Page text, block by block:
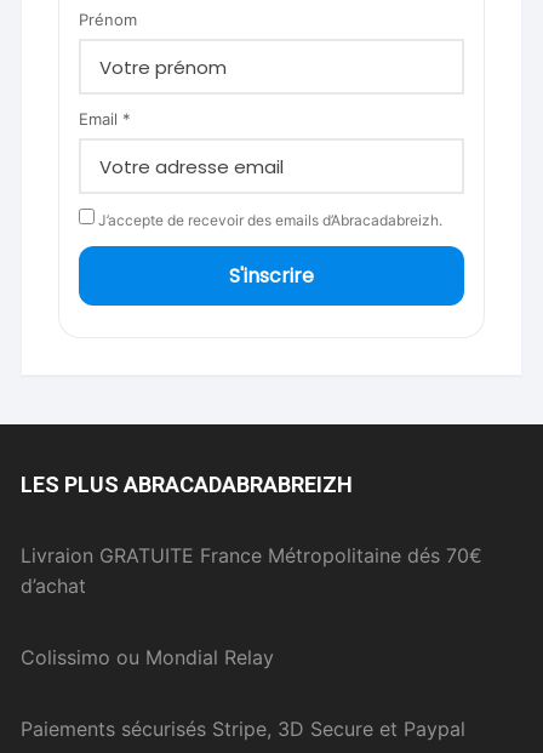
Prénom
Email *
J’accepte de recevoir des emails d’Abracadabreizh.
S'inscrire
LES PLUS ABRACADABRABREIZH
Livraion GRATUITE France Métropolitaine dés 70€
d’achat
Colissimo ou Mondial Relay
Paiements sécurisés Stripe, 3D Secure et Paypal